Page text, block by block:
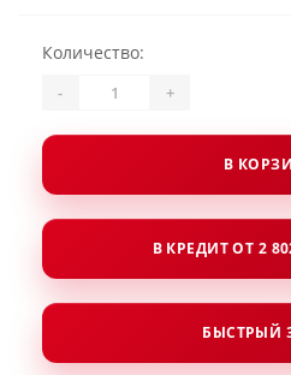
Количество:
- +
В
В КРЕДИТ ОТ 2
БЫСТРЫЙ